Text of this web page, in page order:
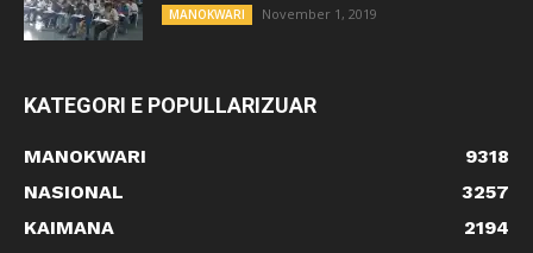
MANOKWARI November 1, 2019
KATEGORI E POPULLARIZUAR
MANOKWARI
9318
NASIONAL
3257
KAIMANA
2194